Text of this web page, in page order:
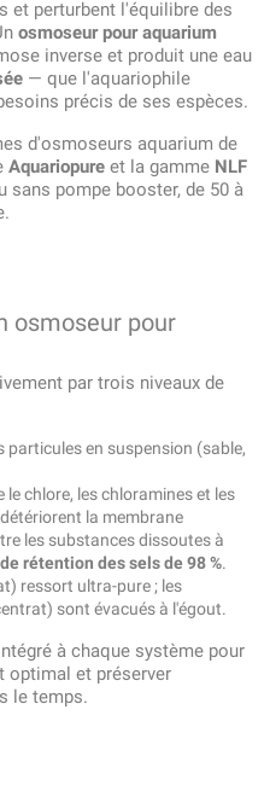
et perturbent l'équilibre des
osmoseur pour aquarium
inverse et produit une eau
— que l'aquariophile
précis de ses espèces.
d'osmoseurs aquarium de
Aquariopure et la gamme NLF
sans pompe booster, de 50 à
osmoseur pour
par trois niveaux de
particules en suspension (sable,
le chlore, les chloramines et les
la membrane
les substances dissoutes à
rétention des sels de 98 %.
ressort ultra-pure ; les
sont évacués à l'égout.
à chaque système pour
optimal et préserver
le temps.